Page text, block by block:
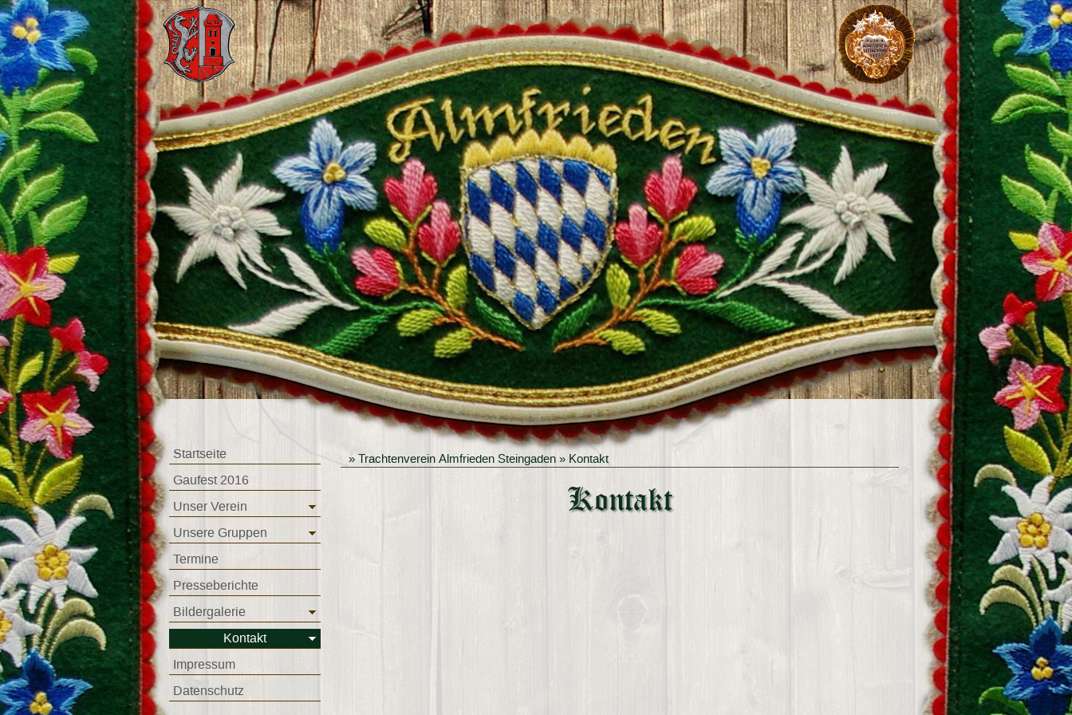
Startseite
Gaufest 2016
Unser Verein
Unsere Gruppen
Termine
Presseberichte
Bildergalerie
Kontakt
Impressum
Datenschutz
» Trachtenverein Almfrieden Steingaden » Kontakt
Kontakt